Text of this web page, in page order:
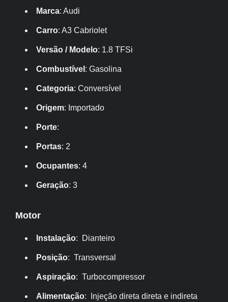
Marca: Audi
Carro: A3 Cabriolet
Versão / Modelo: 1.8 TFSi
Combustível : Gasolina
Categoria: Conversível
Origem: Importado
Porte:
Portas: 2
Ocupantes: 4
Geração: 3
Motor
Instalação: Dianteiro
Posição: Transversal
Aspiração: Turbocompressor
Alimentação: Injeção direta direta e indireta